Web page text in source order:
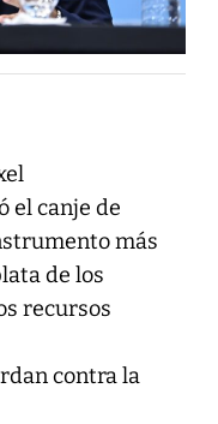
el canje de
más
de los
recursos
contra la